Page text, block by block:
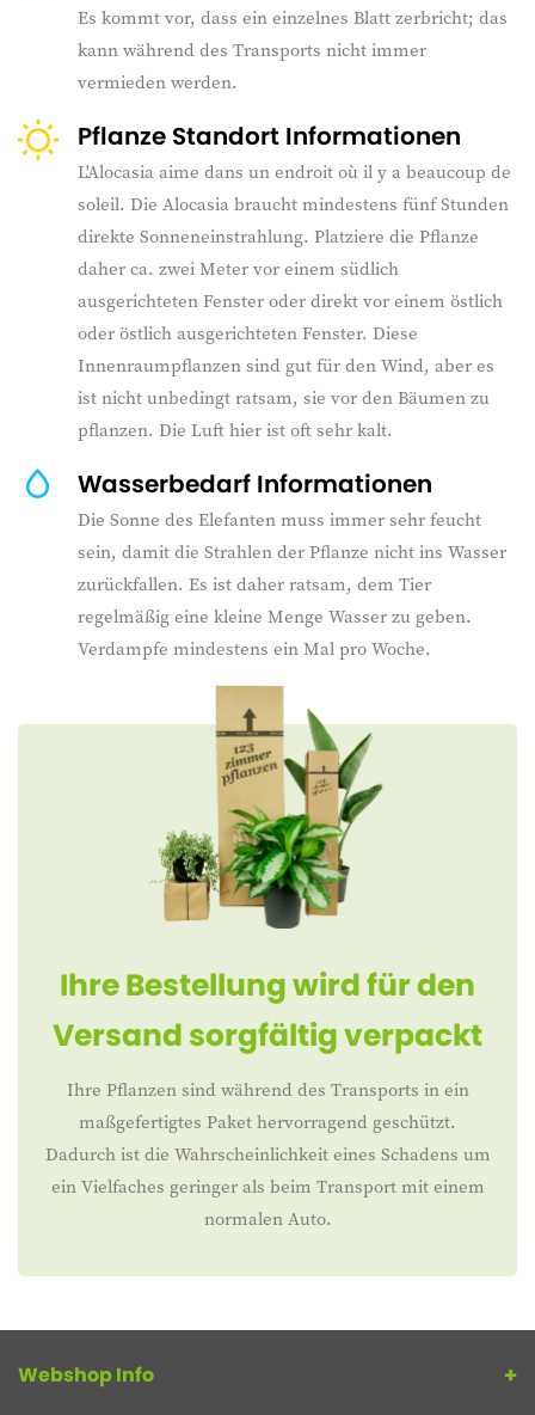
Es kommt vor, dass ein einzelnes Blatt zerbricht; das
kann während des Transports nicht immer
vermieden werden.
Pflanze Standort Informationen
L'Alocasia aime dans un endroit où il y a beaucoup de
soleil. Die Alocasia braucht mindestens fünf Stunden
direkte Sonneneinstrahlung. Platziere die Pflanze
daher ca. zwei Meter vor einem südlich
ausgerichteten Fenster oder direkt vor einem östlich
oder östlich ausgerichteten Fenster. Diese
Innenraumpflanzen sind gut für den Wind, aber es
ist nicht unbedingt ratsam, sie vor den Bäumen zu
pflanzen. Die Luft hier ist oft sehr kalt.
Wasserbedarf Informationen
Die Sonne des Elefanten muss immer sehr feucht
sein, damit die Strahlen der Pflanze nicht ins Wasser
zurückfallen. Es ist daher ratsam, dem Tier
regelmäßig eine kleine Menge Wasser zu geben.
Verdampfe mindestens ein Mal pro Woche.
Ihre Bestellung wird für den
Versand sorgfältig verpackt
Ihre Pflanzen sind während des Transports in ein
maßgefertigtes Paket hervorragend geschützt.
Dadurch ist die Wahrscheinlichkeit eines Schadens um
ein Vielfaches geringer als beim Transport mit einem
normalen Auto.
Webshop Info